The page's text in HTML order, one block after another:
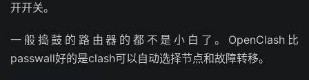
开开关。
一般捣鼓的路由器的都不是小白了。OpenClash比
passwall好的是clash可以自动选择节点和故障转移。